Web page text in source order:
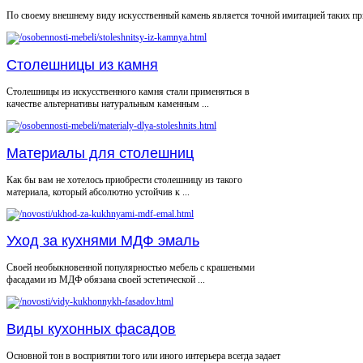
По своему внешнему виду искусственный камень является точной имитацией таких
Столешницы из камня
Столешницы из искусственного камня стали применяться в
качестве альтернативы натуральным каменным ...
Материалы для столешниц
Как бы вам не хотелось приобрести столешницу из такого
материала, который абсолютно устойчив к ...
Уход за кухнями МДФ эмаль
Своей необыкновенной популярностью мебель с крашеными
фасадами из МДФ обязана своей эстетической ...
Виды кухонных фасадов
Основной тон в восприятии того или иного интерьера всегда задает